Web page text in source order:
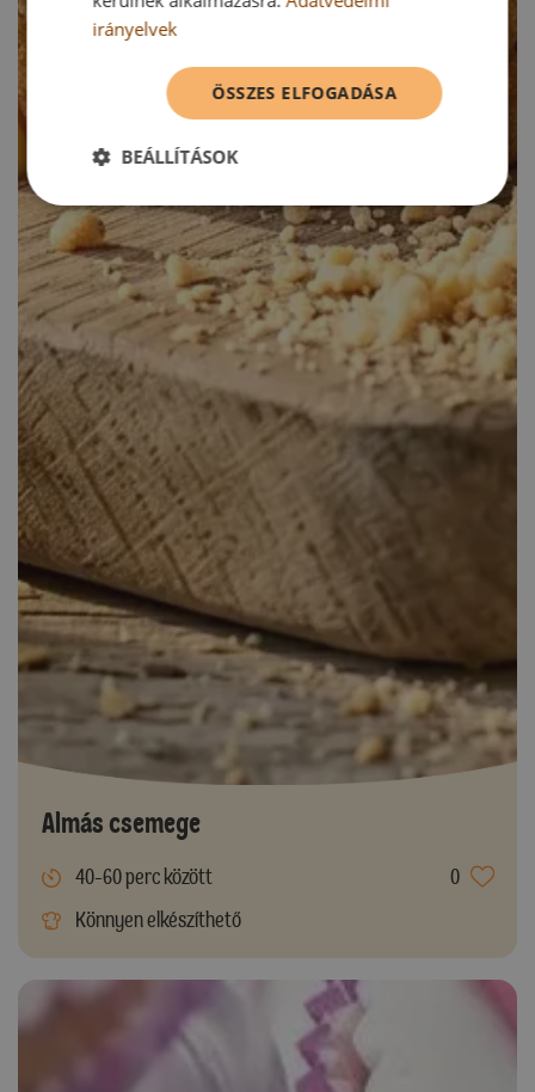
Almás csemege
40-60 perc között
0
Könnyen elkészíthető
irányelvek
ÖSSZES ELFOGADÁSA
BEÁLLÍTÁSOK